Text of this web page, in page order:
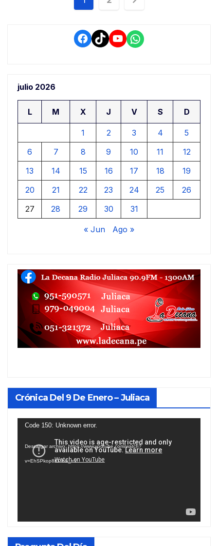
entradas
Facebook
TikTokYouTube
WhatsApp
julio 2026
L M X J V S D
1 2 3 4
5
6
7 8 9 10 11
12
13
14 15 16 17 18
19
20
21 22 23 24 25
26
27
28 29 30 31
« Jun Ago »
Crónica Del 9 De Enero – Juliaca
Reproductor
vídeo
Code 150: Unknown error.
Descargar archivo: https://www.youtube.com/watch?
v=EhSPkop8KPY&_=1